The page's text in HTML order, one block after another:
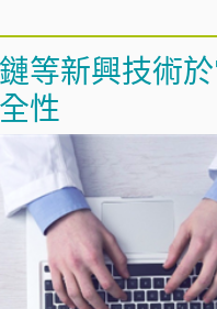
等新興技術
性